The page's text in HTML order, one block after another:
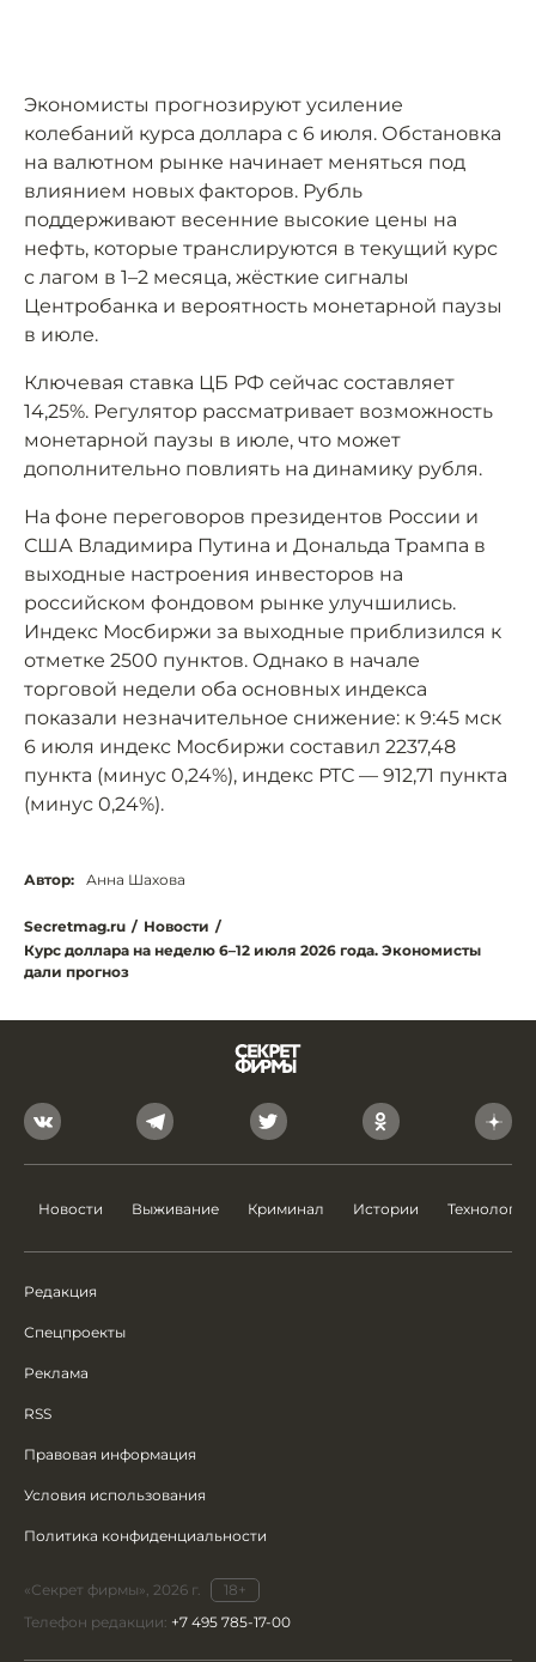
Экономисты прогнозируют усиление
колебаний курса доллара с 6 июля. Обстановка
на валютном рынке начинает меняться под
влиянием новых факторов. Рубль
поддерживают весенние высокие цены на
нефть, которые транслируются в текущий курс
с лагом в 1–2 месяца, жёсткие сигналы
Центробанка и вероятность монетарной паузы
в июле.
Ключевая ставка ЦБ РФ сейчас составляет
14,25%. Регулятор рассматривает возможность
монетарной паузы в июле, что может
дополнительно повлиять на динамику рубля.
На фоне переговоров президентов России и
США Владимира Путина и Дональда Трампа в
выходные настроения инвесторов на
российском фондовом рынке улучшились.
Индекс Мосбиржи за выходные приблизился к
отметке 2500 пунктов. Однако в начале
торговой недели оба основных индекса
показали незначительное снижение: к 9:45 мск
6 июля индекс Мосбиржи составил 2237,48
пункта (минус 0,24%), индекс РТС — 912,71 пункта
(минус 0,24%).
Автор: Анна Шахова
Secretmag.ru / Новости /
Курс доллара на неделю 6–12 июля 2026 года. Экономисты
дали прогноз
Новости Выживание Криминал Истории Технологии
Редакция
Спецпроекты
Реклама
RSS
Правовая информация
Условия использования
Политика конфиденциальности
«Секрет фирмы», 2026 г.
18+
Телефон редакции: +7 495 785-17-00